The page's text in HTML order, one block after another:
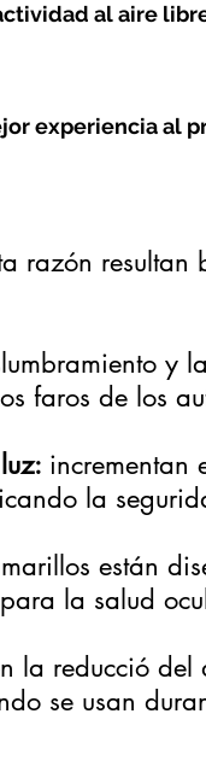
al aire
experiencia al
razón resultan
y
faros de los
incrementan
la
están
la salud
la reducció
se usan